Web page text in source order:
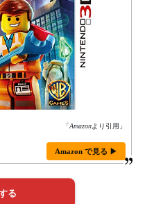
「Amazonより引用」
Amazon で見る ▶